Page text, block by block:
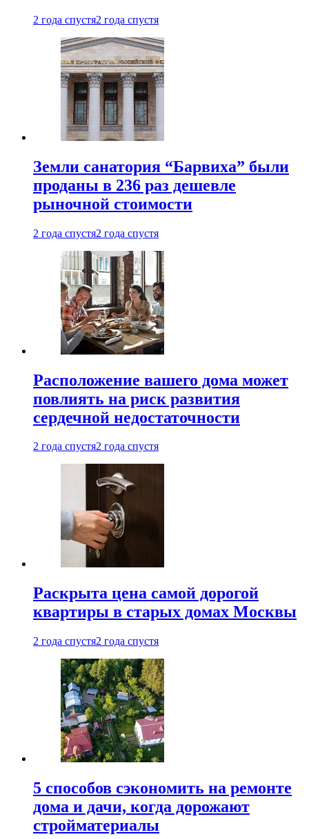
2 года спустя2 года спустя
Земли санатория “Барвиха” были
проданы в 236 раз дешевле
рыночной стоимости
2 года спустя2 года спустя
Расположение вашего дома может
повлиять на риск развития
сердечной недостаточности
2 года спустя2 года спустя
Раскрыта цена самой дорогой
квартиры в старых домах Москвы
2 года спустя2 года спустя
5 способов сэкономить на ремонте
дома и дачи, когда дорожают
стройматериалы